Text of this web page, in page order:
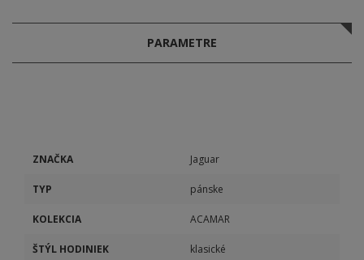
PARAMETRE
ZNAČKA Jaguar
TYP pánske
KOLEKCIA ACAMAR
ŠTÝL HODINIEK klasické